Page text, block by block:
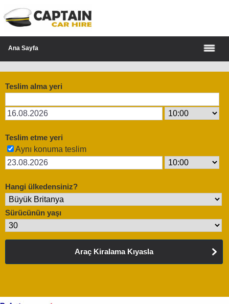
Ana Sayfa
Teslim alma yeri
Teslim etme yeri
Aynı konuma teslim
Hangi ülkedensiniz?
Sürücünün yaşı
Araç Kiralama Kıyasla